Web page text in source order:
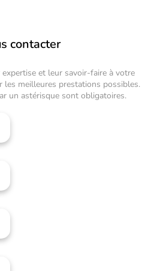
contacter
et leur savoir-faire à votre
les meilleures prestations possibles.
un astérisque sont obligatoires.